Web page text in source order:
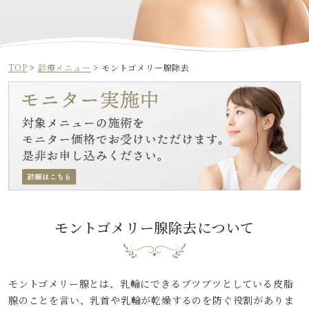
TOP > 診療メニュー > モントゴメリー腺除去
モントゴメリー腺除去について
モントゴメリー腺とは、乳輪にできるブツブツとしている皮脂
腺のことを言い、乳首や乳輪が乾燥するのを防ぐ役割がありま